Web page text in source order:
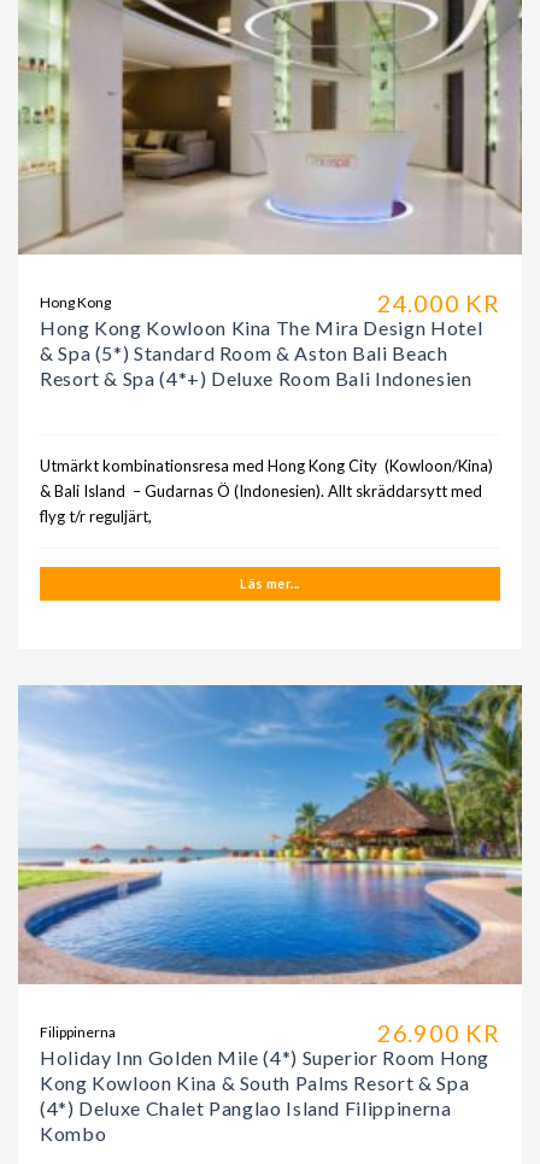
24.000 KR
Hong Kong
Hong Kong Kowloon Kina The Mira Design Hotel
& Spa (5*) Standard Room & Aston Bali Beach
Resort & Spa (4*+) Deluxe Room Bali Indonesien
Utmärkt kombinationsresa med Hong Kong City (Kowloon/Kina)
& Bali Island – Gudarnas Ö (Indonesien). Allt skräddarsytt med
flyg t/r reguljärt,
Läs mer...
26.900 KR
Filippinerna
Holiday Inn Golden Mile (4*) Superior Room Hong
Kong Kowloon Kina & South Palms Resort & Spa
(4*) Deluxe Chalet Panglao Island Filippinerna
Kombo